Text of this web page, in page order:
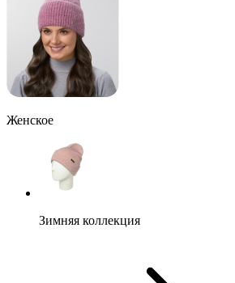
Женское
Зимняя коллекция